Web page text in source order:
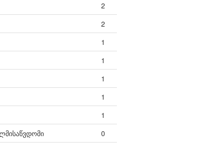
2
2
1
1
1
1
1
0